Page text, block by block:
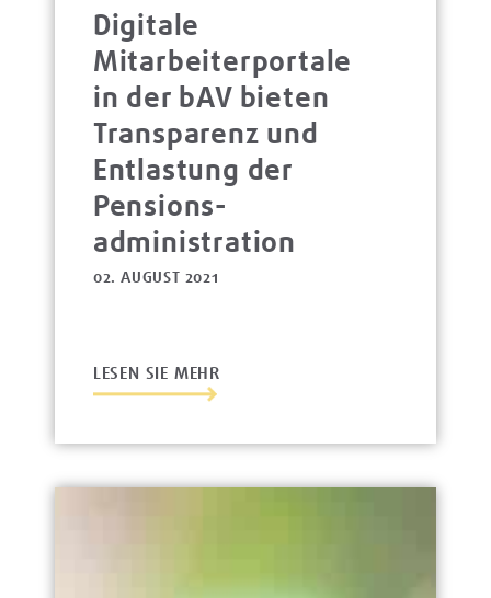
Digitale
Mitarbeiterportale
in der bAV bieten
Transparenz und
Entlastung der
Pensions­
administration
02. AUGUST 2021
LESEN SIE MEHR